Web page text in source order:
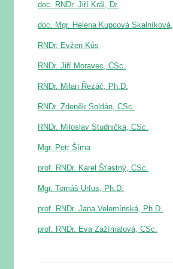
doc. RNDr. Jiří Král, Dr.
doc. Mgr. Helena Kupcová
RNDr. Evžen Kůs
RNDr. Jiří Moravec, CSc.
RNDr. Milan Řezáč, Ph.D.
RNDr. Zdeněk Soldán, CSc.
RNDr. Miloslav Studnička, CSc.
Mgr. Petr Šíma
prof. RNDr. Karel Šťastný, CSc.
Mgr. Tomáš Urfus, Ph.D.
prof. RNDr. Jana Velemínská, Ph.D.
prof. RNDr. Eva Zažímalová, CSc.